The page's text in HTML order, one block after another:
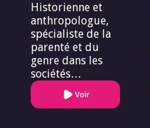
Historienne et
anthropologue,
spécialiste de la
parenté et du
genre dans les
sociétés
européennes.
Voir